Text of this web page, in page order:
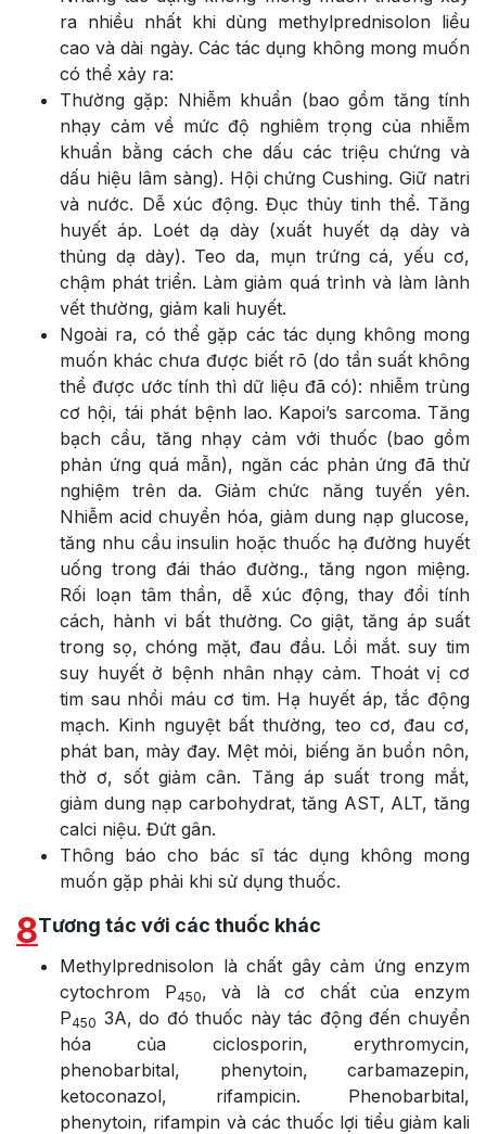
ra nhiều nhất khi dùng methylprednisolon liều
cao và dài ngày. Các tác dụng không mong muốn
có thể xảy ra:
Thường gặp: Nhiễm khuẩn (bao gồm tăng tính
nhạy cảm về mức độ nghiêm trọng của nhiễm
khuẩn bằng cách che dấu các triệu chứng và
dấu hiệu lâm sàng). Hội chứng Cushing. Giữ natri
và nước. Dễ xúc động. Đục thủy tinh thể. Tăng
huyết áp. Loét dạ dày (xuất huyết dạ dày và
thủng dạ dày). Teo da, mụn trứng cá, yếu cơ,
chậm phát triển. Làm giảm quá trình và làm lành
vết thường, giảm kali huyết.
Ngoài ra, có thể gặp các tác dụng không mong
muốn khác chưa được biết rõ (do tần suất không
thể được ước tính thì dữ liệu đã có): nhiễm trùng
cơ hội, tái phát bệnh lao. Kapoi’s sarcoma. Tăng
bạch cầu, tăng nhạy cảm với thuốc (bao gồm
phản ứng quá mẫn), ngăn các phản ứng đã thử
nghiệm trên da. Giảm chức năng tuyến yên.
Nhiễm acid chuyển hóa, giảm dung nạp glucose,
tăng nhu cầu insulin hoặc thuốc hạ đường huyết
uống trong đái tháo đường., tăng ngon miệng.
Rối loạn tâm thần, dễ xúc động, thay đổi tính
cách, hành vi bất thường. Co giật, tăng áp suất
trong sọ, chóng mặt, đau đầu. Lồi mắt. suy tim
suy huyết ở bệnh nhân nhạy cảm. Thoát vị cơ
tim sau nhồi máu cơ tim. Hạ huyết áp, tắc động
mạch. Kinh nguyệt bất thường, teo cơ, đau cơ,
phát ban, mày đay. Mệt mỏi, biếng ăn buồn nôn,
thờ ơ, sốt giảm cân. Tăng áp suất trong mắt,
giảm dung nạp carbohydrat, tăng AST, ALT, tăng
calci niệu. Đứt gân.
Thông báo cho bác sĩ tác dụng không mong
muốn gặp phải khi sử dụng thuốc.
8Tương tác với các thuốc khác
Methylprednisolon là chất gây cảm ứng enzym
cytochrom P450, và là cơ chất của enzym
P450 3A, do đó thuốc này tác động đến chuyển
hóa của ciclosporin, erythromycin,
phenobarbital, phenytoin, carbamazepin,
ketoconazol, rifampicin. Phenobarbital,
phenytoin, rifampin và các thuốc lợi tiểu giảm kali